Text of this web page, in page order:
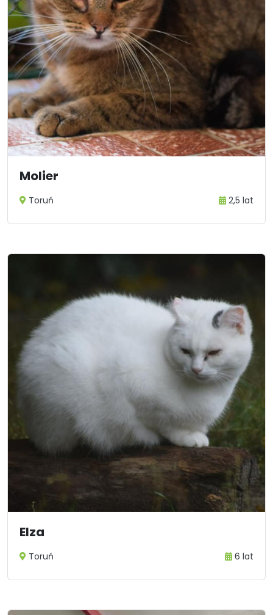
Molier
Toruń 2,5 lat
Elza
Toruń 6 lat